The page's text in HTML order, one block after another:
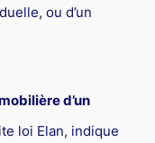
ou d’un
d’un
loi Elan, indique